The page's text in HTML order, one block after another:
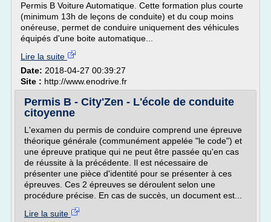
Permis B Voiture Automatique. Cette formation plus courte
(minimum 13h de leçons de conduite) et du coup moins
onéreuse, permet de conduire uniquement des véhicules
équipés d'une boite automatique...
Lire la suite
Date: 2018-04-27 00:39:27
Site : http://www.enodrive.fr
Permis B - City'Zen - L'école de conduite
citoyenne
L'examen du permis de conduire comprend une épreuve
théorique générale (communément appelée "le code") et
une épreuve pratique qui ne peut être passée qu'en cas
de réussite à la précédente. Il est nécessaire de
présenter une pièce d'identité pour se présenter à ces
épreuves. Ces 2 épreuves se déroulent selon une
procédure précise. En cas de succès, un document est...
Lire la suite